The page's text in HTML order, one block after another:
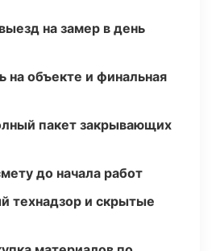
на замер в день
на объекте и финальная
пакет закрывающих
до начала работ
технадзор и скрытые